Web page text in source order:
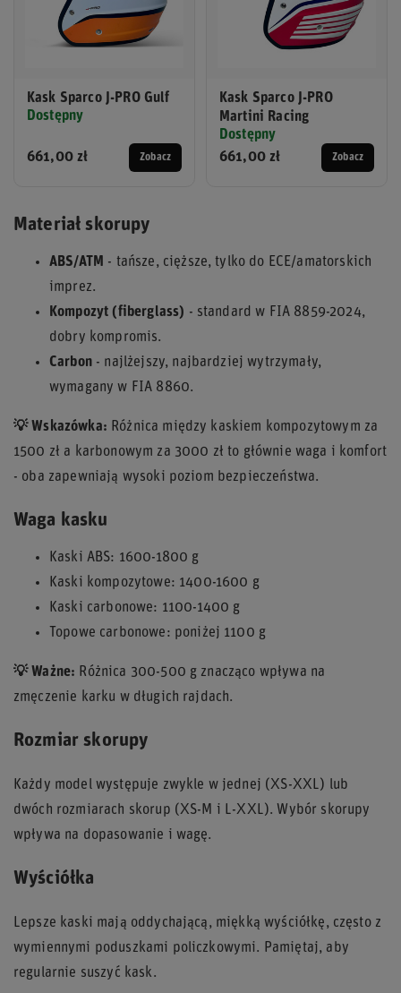
Kask Sparco J-PRO Gulf
Dostępny
661,00 zł Zobacz
Kask Sparco J-PRO
Martini Racing
Dostępny
661,00 zł
Zobacz
Materiał skorupy
ABS/ATM - tańsze, cięższe, tylko do ECE/amatorskich
imprez.
Kompozyt (fiberglass) - standard w FIA 8859-2024,
dobry kompromis.
Carbon- najlżejszy, najbardziej wytrzymały,
wymagany w FIA 8860.
💡 Wskazówka: Różnica między kaskiem kompozytowym za
1500 zł a karbonowym za 3000 zł to głównie waga i komfort
- oba zapewniają wysoki poziom bezpieczeństwa.
Waga kasku
Kaski ABS: 1600-1800 g
Kaski kompozytowe: 1400-1600 g
Kaski carbonowe: 1100-1400 g
Topowe carbonowe: poniżej 1100 g
💡 Ważne: Różnica 300-500 g znacząco wpływa na
zmęczenie karku w długich rajdach.
Rozmiar skorupy
Każdy model występuje zwykle w jednej (XS-XXL) lub
dwóch rozmiarach skorup (XS-M i L-XXL). Wybór skorupy
wpływa na dopasowanie i wagę.
Wyściółka
Lepsze kaski mają oddychającą, miękką wyściółkę, często z
wymiennymi poduszkami policzkowymi. Pamiętaj, aby
regularnie suszyć kask.